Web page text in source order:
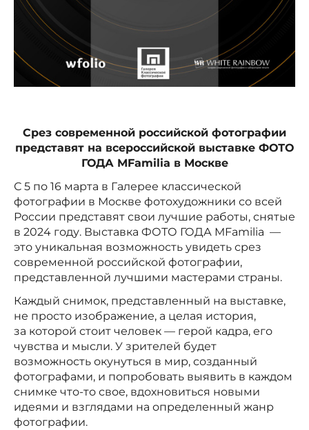
Срез современной российской фотографии
представят на всероссийской выставке ФОТО
ГОДА MFamilia в Москве
С 5 по 16 марта в Галерее классической
фотографии в Москве фотохудожники со всей
России представят свои лучшие работы, снятые
в 2024 году. Выставка ФОТО ГОДА MFamilia —
это уникальная возможность увидеть срез
современной российской фотографии,
представленной лучшими мастерами страны.
Каждый снимок, представленный на выставке,
не просто изображение, а целая история,
за которой стоит человек — герой кадра, его
чувства и мысли. У зрителей будет
возможность окунуться в мир, созданный
фотографами, и попробовать выявить в каждом
снимке что-то свое, вдохновиться новыми
идеями и взглядами на определенный жанр
фотографии.